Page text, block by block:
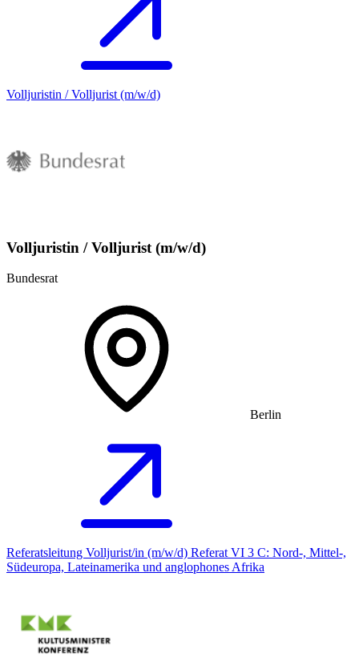
Volljuristin / Volljurist (m/w/d)
Volljuristin / Volljurist (m/w/d)
Bundesrat
Berlin
Referatsleitung Volljurist/in (m/w/d) Referat VI 3 C: Nord-, Mittel-,
Südeuropa, Lateinamerika und anglophones Afrika